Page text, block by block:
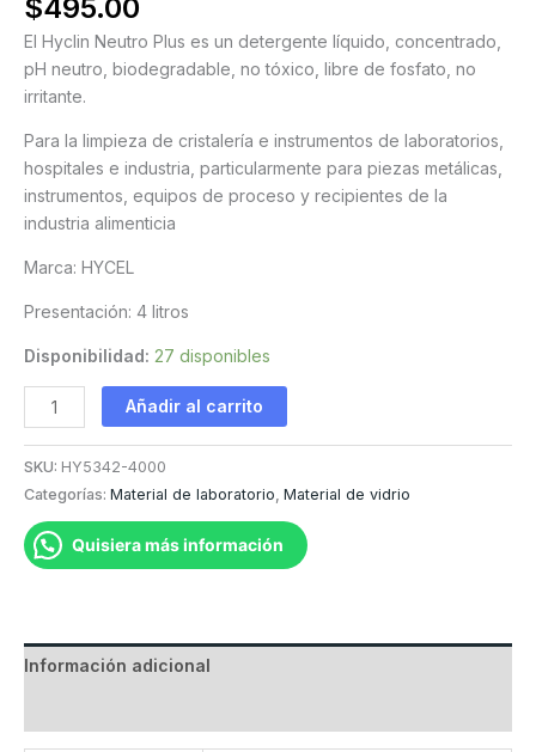
$495.00
El Hyclin Neutro Plus es un detergente líquido, concentrado,
pH neutro, biodegradable, no tóxico, libre de fosfato, no
irritante.
Para la limpieza de cristalería e instrumentos de laboratorios,
hospitales e industria, particularmente para piezas metálicas,
instrumentos, equipos de proceso y recipientes de la
industria alimenticia
Marca: HYCEL
Presentación: 4 litros
Disponibilidad: 27 disponibles
Hyclin
Plus
litros
cantidad
Añadir al carrito
SKU: HY5342-4000
Categorías: Material de laboratorio, Material de vidrio
Quisiera más información
Información adicional